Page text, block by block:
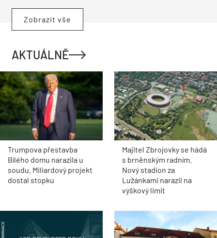
Zobrazit vše
AKTUÁLNĚ
Trumpova přestavba
Bílého domu narazila u
soudu. Miliardový projekt
dostal stopku
Majitel Zbrojovky se hádá
s brněnským radním.
Nový stadion za
Lužánkami narazil na
výškový limit